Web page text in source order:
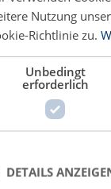
China
(1900-
einem […]
Nutzung
Richtlinie zu.
Unbedingt
erforderlich
DETAILS